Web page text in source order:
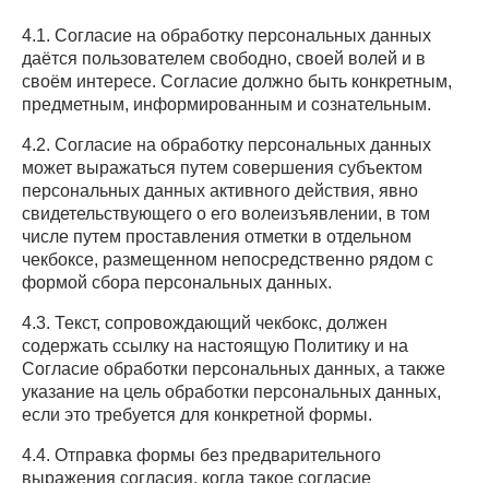
4.1. Согласие на обработку персональных данных
даётся пользователем свободно, своей волей и в
своём интересе. Согласие должно быть конкретным,
предметным, информированным и сознательным.
4.2. Согласие на обработку персональных данных
может выражаться путем совершения субъектом
персональных данных активного действия, явно
свидетельствующего о его волеизъявлении, в том
числе путем проставления отметки в отдельном
чекбоксе, размещенном непосредственно рядом с
формой сбора персональных данных.
4.3. Текст, сопровождающий чекбокс, должен
содержать ссылку на настоящую Политику и на
Согласие обработки персональных данных, а также
указание на цель обработки персональных данных,
если это требуется для конкретной формы.
4.4. Отправка формы без предварительного
выражения согласия, когда такое согласие